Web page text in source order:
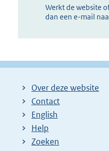
Werkt de website
dan een e-mail
Over deze website
Contact
English
Help
Zoeken